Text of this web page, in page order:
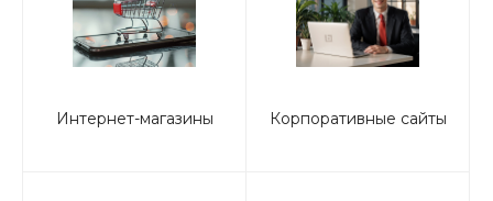
Интернет-магазины Корпоративные сайты